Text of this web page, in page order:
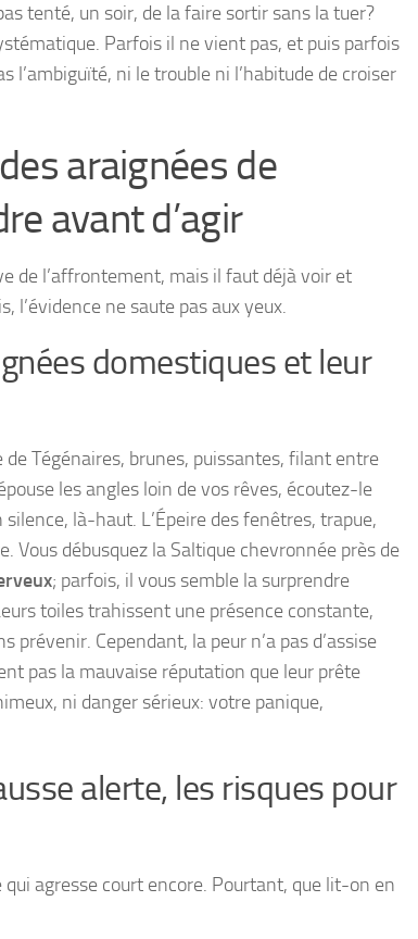
tenté, un soir, de la faire sortir sans la tuer?
Parfois il ne vient pas, et puis parfois
l’ambiguïté, ni le trouble ni l’habitude de croiser
araignées de
avant d’agir
de l’affrontement, mais il faut déjà voir et
l’évidence ne saute pas aux yeux.
domestiques et leur
Tégénaires, brunes, puissantes, filant entre
les angles loin de vos rêves, écoutez-le
là-haut. L’Épeire des fenêtres, trapue,
Vous débusquez la Saltique chevronnée près de
; parfois, il vous semble la surprendre
toiles trahissent une présence constante,
Cependant, la peur n’a pas d’assise
pas la mauvaise réputation que leur prête
ni danger sérieux: votre panique,
alerte, les risques pour
agresse court encore. Pourtant, que lit-on en